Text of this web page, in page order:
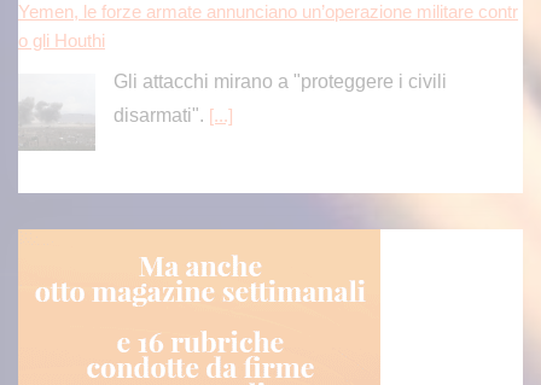
Yemen, le forze armate annunciano un’operazione militare contr
o gli Houthi
Gli attacchi mirano a "proteggere i civili
disarmati". [...]